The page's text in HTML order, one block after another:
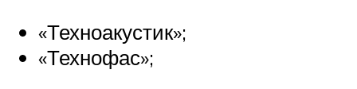
«Техноакустик»;
«Технофас»;